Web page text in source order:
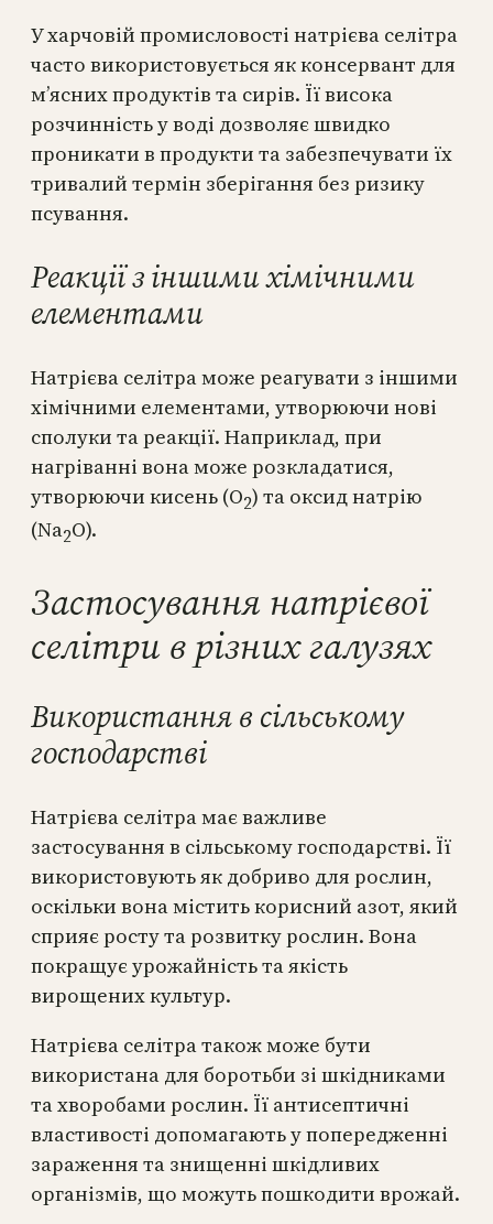
У харчовій промисловості натрієва селітра
часто використовується як консервант для
м’ясних продуктів та сирів. Її висока
розчинність у воді дозволяє швидко
проникати в продукти та забезпечувати їх
тривалий термін зберігання без ризику
псування.
Реакції з іншими хімічними
елементами
Натрієва селітра може реагувати з іншими
хімічними елементами, утворюючи нові
сполуки та реакції. Наприклад, при
нагріванні вона може розкладатися,
утворюючи кисень (O2) та оксид натрію
(Na2O).
Застосування натрієвої
селітри в різних галузях
Використання в сільському
господарстві
Натрієва селітра має важливе
застосування в сільському господарстві. Її
використовують як добриво для рослин,
оскільки вона містить корисний азот, який
сприяє росту та розвитку рослин. Вона
покращує урожайність та якість
вирощених культур.
Натрієва селітра також може бути
використана для боротьби зі шкідниками
та хворобами рослин. Її антисептичні
властивості допомагають у попередженні
зараження та знищенні шкідливих
організмів, що можуть пошкодити врожай.